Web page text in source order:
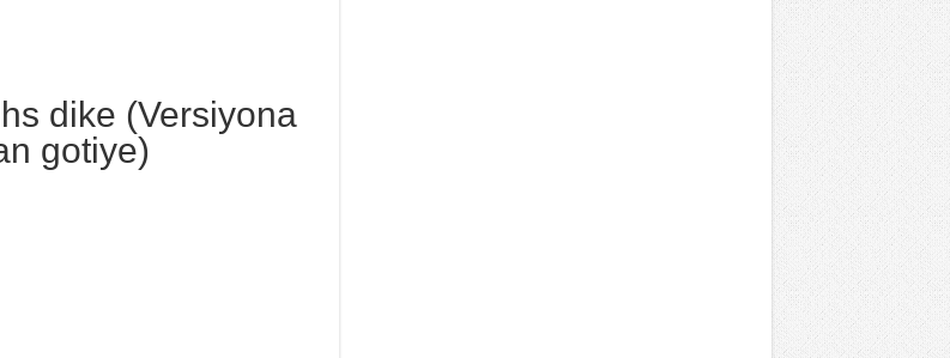
dike (Versiyona
gotiye)